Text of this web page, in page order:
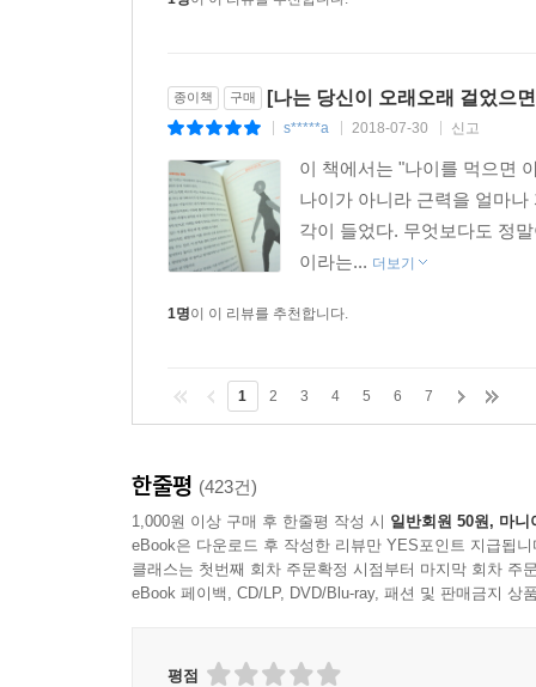
종이책 구매 [나는 당신이 오래오래 걸었으
s*****a 2018-07-30 신고
이 책에서는 "나이를 먹으면
나이가 아니라 근력을 얼마
각이 들었다. 무엇보다도 정
이라는... 더보기
1명이 이 리뷰를 추천합니다.
1 2 3 4 5 6 7
한줄평 (423건)
1,000원 이상 구매 후 한줄평 작성 시 일반회원 50원, 마니
eBook은 다운로드 후 작성한 리뷰만 YES포인트 지급됩니
클래스는 첫번째 회차 주문확정 시점부터 마지막 회차 주
eBook 페이백, CD/LP, DVD/Blu-ray, 패션 및 판매금지 상
평점